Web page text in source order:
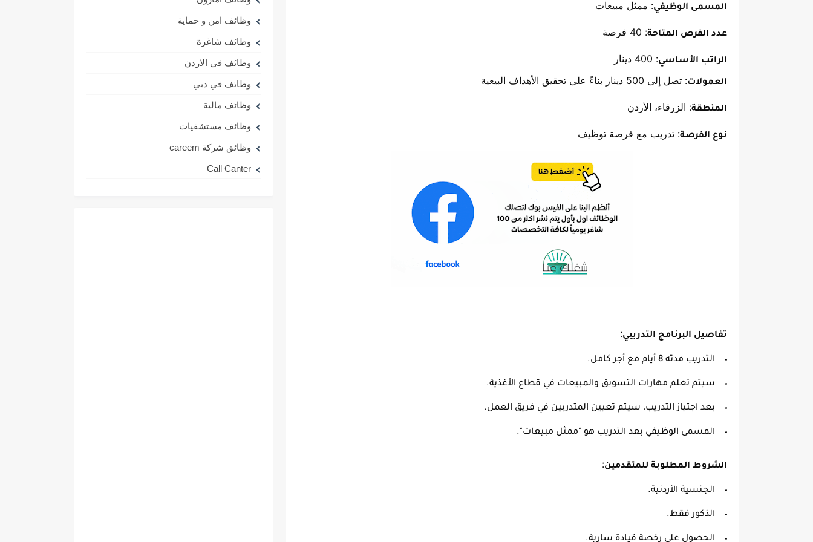
المسمى الوظيفي: ممثل مبيعات
عدد الفرص المتاحة: 40 فرصة
الراتب الأساسي: 400 دينار
العمولات: تصل إلى 500 دينار بناءً على تحقيق الأهداف البيعية
المنطقة: الزرقاء، الأردن
نوع الفرصة: تدريب مع فرصة توظيف
تفاصيل البرنامج التدريبي:
التدريب مدته 8 أيام مع أجر كامل.
سيتم تعلم مهارات التسويق والمبيعات في قطاع الأغذية.
بعد اجتياز التدريب، سيتم تعيين المتدربين في فريق العمل.
المسمى الوظيفي بعد التدريب هو "ممثل مبيعات".
الشروط المطلوبة للمتقدمين:
الجنسية الأردنية.
الذكور فقط.
الحصول على رخصة قيادة سارية.
وظائف امن و حماية
وظائف شاغرة
وظائف في الاردن
وظائف في دبي
وظائف مالية
وظائف مستشفيات
وظائق شركة careem
Call Canter